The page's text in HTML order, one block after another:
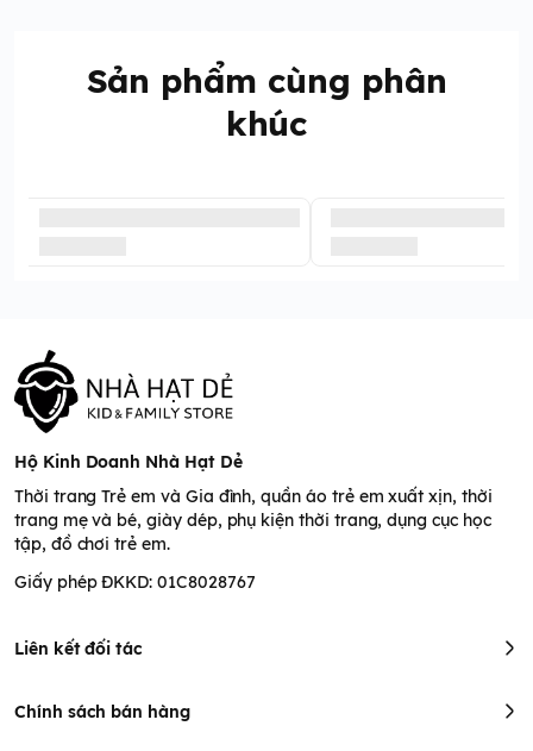
Sản phẩm cùng phân
khúc
Hộ Kinh Doanh Nhà Hạt Dẻ
Thời trang Trẻ em và Gia đình, quần áo trẻ em xuất xịn, thời
trang mẹ và bé, giày dép, phụ kiện thời trang, dụng cục học
tập, đồ chơi trẻ em.
Giấy phép ĐKKD: 01C8028767
Liên kết đối tác
Chính sách bán hàng